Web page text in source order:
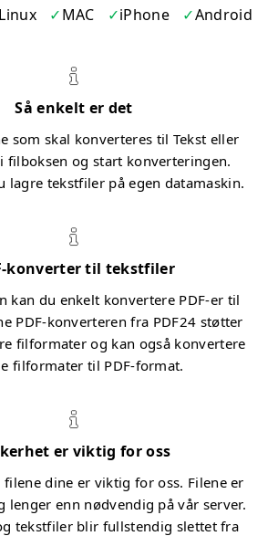
Linux MAC iPhone Android
Så enkelt er det
som skal konverteres til Tekst eller
filboksen og start konverteringen.
lagre tekstfiler på egen datamaskin.
konverter til tekstfiler
kan du enkelt konvertere PDF-er til
PDF-konverteren fra PDF24 støtter
filformater og kan også konvertere
filformater til PDF-format.
er viktig for oss
filene dine er viktig for oss. Filene er
lenger enn nødvendig på vår server.
tekstfiler blir fullstendig slettet fra